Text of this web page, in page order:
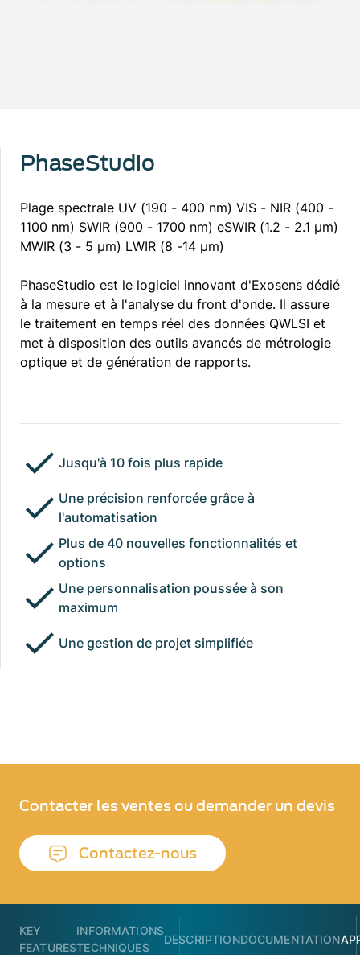
PhaseStudio
Plage spectrale UV (190 - 400 nm) VIS - NIR (400 -
1100 nm) SWIR (900 - 1700 nm) eSWIR (1.2 - 2.1 µm)
MWIR (3 - 5 μm) LWIR (8 -14 μm)
PhaseStudio est le logiciel innovant d'Exosens dédié
à la mesure et à l'analyse du front d'onde. Il assure
le traitement en temps réel des données QWLSI et
met à disposition des outils avancés de métrologie
optique et de génération de rapports.
Jusqu'à 10 fois plus rapide
Une précision renforcée grâce à
l'automatisation
Plus de 40 nouvelles fonctionnalités et
options
Une personnalisation poussée à son
maximum
Une gestion de projet simplifiée
Contacter les ventes ou demander un devis
Contactez-nous
KEY
FEATURES
INFORMATIONS
TECHNIQUES
DESCRIPTIONDOCUMENTATION